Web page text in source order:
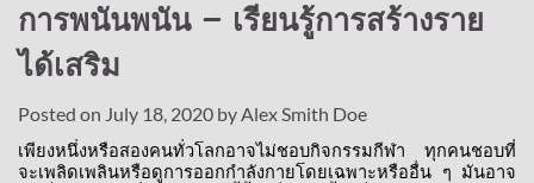
การพนันพนัน – เรียนรู้การสร้างราย
ได้เสริม
Posted on July 18, 2020 byAlex Smith Doe
เพียงหนึ่งหรือสองคนทั่วโลกอาจไม่ชอบกิจกรรมกีฬา
ทุกคนชอบที่
จะเพลิดเพลินหรือดูการออกกำลังกายโดยเฉพาะหรืออื่น
ๆ
มันอาจ